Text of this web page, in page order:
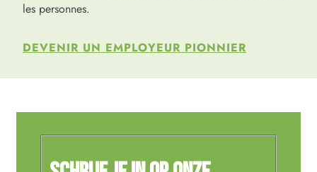
les personnes.
DEVENIR UN EMPLOYEUR PIONNIER